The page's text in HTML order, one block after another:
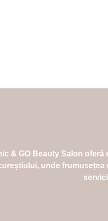
& GO Beauty Salon oferă
unde frumusețea